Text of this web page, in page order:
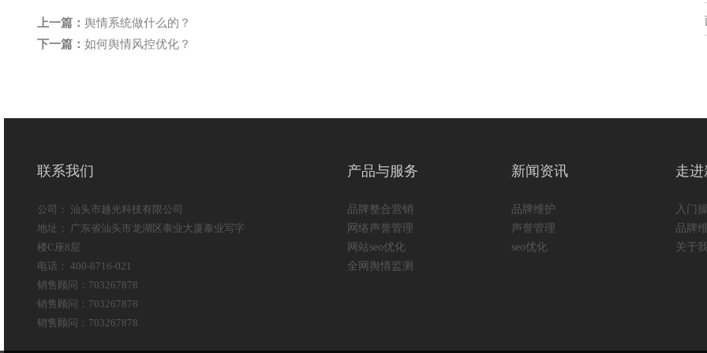
上一篇： 舆情系统做什么的？
下一篇： 如何舆情风控优化？
联系我们
公司： 汕头市越光科技有限公司
地址： 广东省汕头市龙湖区泰业大厦泰业写字
楼C座8层
电话： 400-8716-021
销售顾问：703267878
销售顾问：703267878
销售顾问：703267878
产品与服务
品牌整合营销
网络声誉管理
网站seo优化
全网舆情监测
新闻资讯
品牌维护
声誉管理
seo优化
走
入门
品牌
关于